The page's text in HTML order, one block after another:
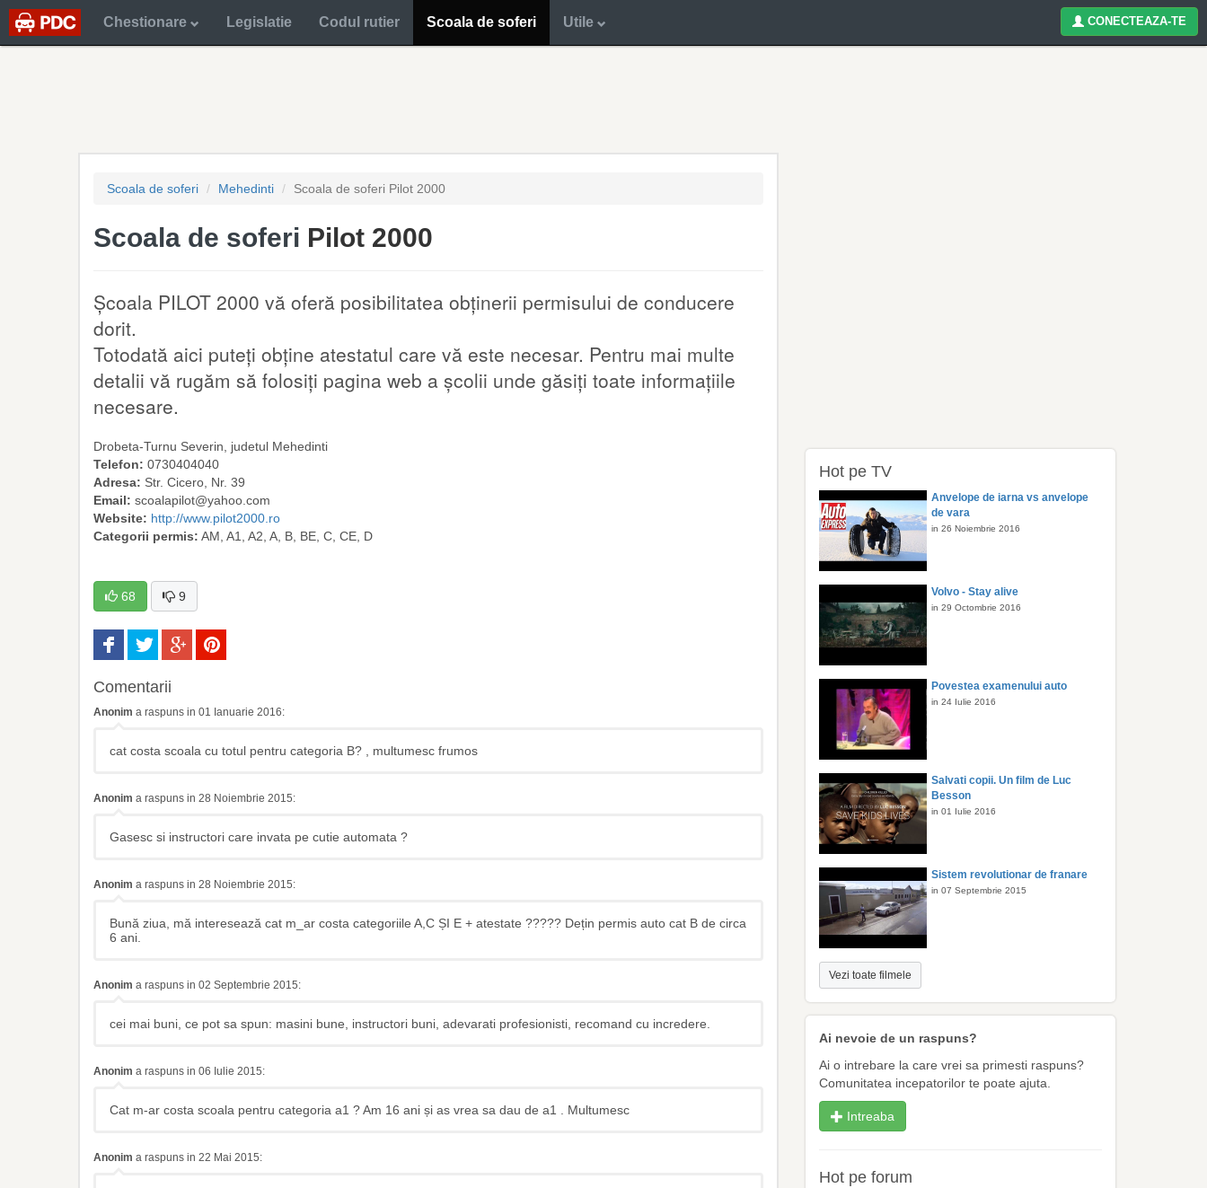
Chestionare Legislatie Codul rutier Scoala de soferi Utile CONECTEAZA-TE
Scoala de soferi Mehedinti Scoala de soferi Pilot 2000
Scoala de soferi Pilot 2000
Școala PILOT 2000 vă oferă posibilitatea obținerii permisului de conducere
dorit.
Totodată aici puteți obține atestatul care vă este necesar. Pentru mai multe
detalii vă rugăm să folosiți pagina web a școlii unde găsiți toate informațiile
necesare.
Drobeta-Turnu Severin , judetul Mehedinti
Telefon: 0730404040
Adresa: Str. Cicero, Nr. 39
Email: scoalapilot@yahoo.com
Website: http://www.pilot2000.ro
Categorii permis: AM, A1, A2, A, B, BE, C, CE, D
68 9
Comentarii
Anonim a raspuns in 01 Ianuarie 2016:
cat costa scoala cu totul pentru categoria B? , multumesc frumos
Anonim a raspuns in 28 Noiembrie 2015:
Gasesc si instructori care invata pe cutie automata ?
Anonim a raspuns in 28 Noiembrie 2015:
Bună ziua, mă interesează cat m_ar costa categoriile A,C ȘI E + atestate ????? Dețin permis auto cat B de circa
6 ani.
Anonim a raspuns in 02 Septembrie 2015:
cei mai buni, ce pot sa spun: masini bune, instructori buni, adevarati profesionisti, recomand cu incredere.
Anonim a raspuns in 06 Iulie 2015:
Cat m-ar costa scoala pentru categoria a1 ? Am 16 ani și as vrea sa dau de a1 . Multumesc
Anonim a raspuns in 22 Mai 2015:
Hot pe TV
Anvelope de iarna vs anvelope
de vara
in 26 Noiembrie 2016
Volvo - Stay alive
in 29 Octombrie 2016
Povestea examenului auto
in 24 Iulie 2016
Salvati copii. Un film de Luc
Besson
in 01 Iulie 2016
Sistem revolutionar de franare
in 07 Septembrie 2015
Vezi toate filmele
Ai nevoie de un raspuns?
Ai o intrebare la care vrei sa primesti raspuns?
Comunitatea incepatorilor te poate ajuta.
Intreaba
Hot pe forum